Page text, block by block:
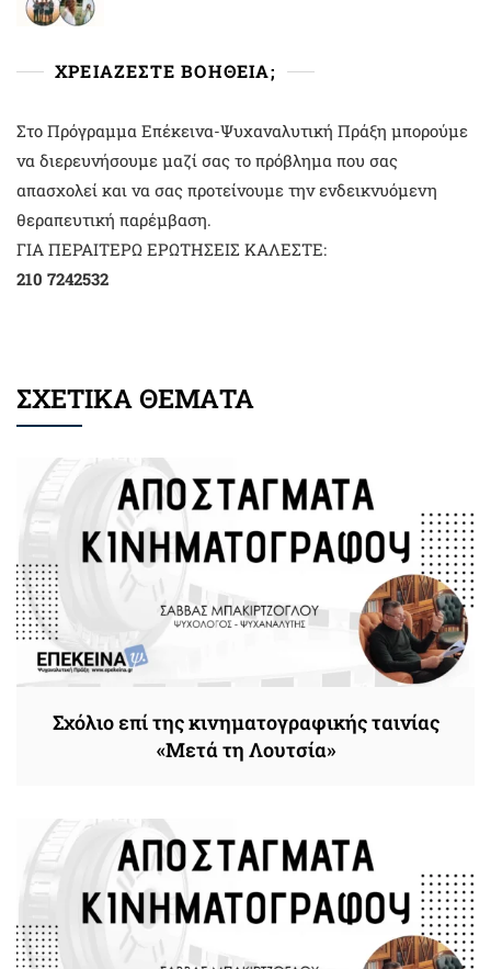
ΧΡΕΙΑΖΕΣΤΕ ΒΟΗΘΕΙΑ;
Στο Πρόγραμμα Επέκεινα-Ψυχαναλυτική Πράξη μπορούμε
να διερευνήσουμε μαζί σας το πρόβλημα που σας
απασχολεί και να σας προτείνουμε την ενδεικνυόμενη
θεραπευτική παρέμβαση.
ΓΙΑ ΠΕΡΑΙΤΕΡΩ ΕΡΩΤΗΣΕΙΣ ΚΑΛΕΣΤΕ:
210 7242532
ΣΧΕΤΙΚΑ ΘΕΜΑΤΑ
Σχόλιο επί της κινηματογραφικής ταινίας
«Μετά τη Λουτσία»